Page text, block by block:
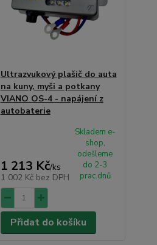
Ultrazvukový plašič do auta
na kuny, myši a potkany
VIANO OS-4 - napájení z
autobaterie
1 213 Kč/ks
1 002 Kč bez DPH
Skladem e-
shop,
odešleme
do 2-3
prac.dnů
Přidat do košíku